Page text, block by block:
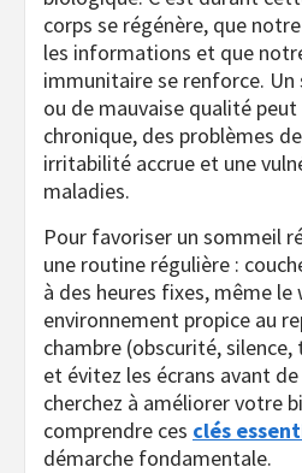
corps se régénère, que
les informations et que
immunitaire se renforce.
ou de mauvaise qualité
chronique, des problèmes
irritabilité accrue et une
maladies.
Pour favoriser un sommeil
une routine régulière :
à des heures fixes, même le
environnement propice au
chambre (obscurité,
et évitez les écrans avant
cherchez à améliorer votre
comprendre ces clés
démarche fondamentale.